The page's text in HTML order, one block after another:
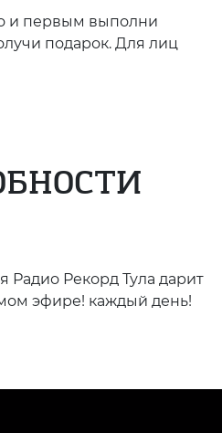
и первым выполни
подарок. Для лиц
Радио Рекорд Тула дарит
эфире! каждый день!